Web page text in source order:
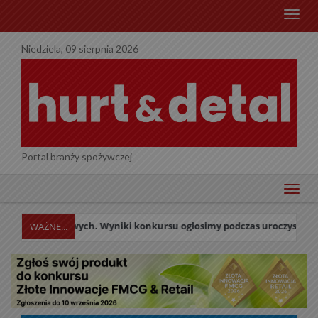
menu
Niedziela, 09 sierpnia 2026
Portal branży spożywczej
menu
Wyniki konkursu ogłosimy podczas uroczystej Gali w dniu 27